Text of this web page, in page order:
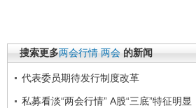
搜索更多两会行情 两会 的新闻
代表委员期待发行制度改革
私募看淡“两会行情” A股“三底”特征明显